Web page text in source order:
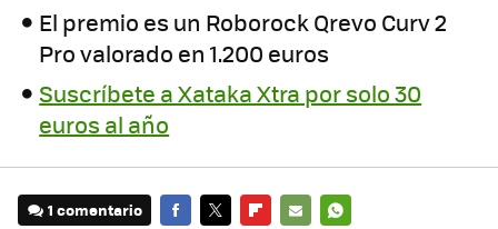
El premio es un Roborock Qrevo Curv 2
Pro valorado en 1.200 euros
Suscríbete a Xataka Xtra por solo 30
euros al año
1 comentario